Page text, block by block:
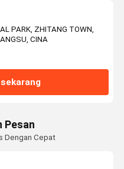
PARK, ZHITANG TOWN,
CINA
Pesan
Dengan Cepat